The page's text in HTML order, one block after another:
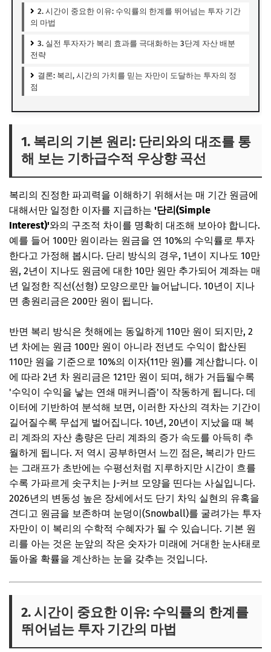
2. 시간이 중요한 이유: 수익률의 한계를 뛰어넘는 투자 기간
의 마법
3. 실전 투자자가 복리 효과를 극대화하는 3단계 자산 배분
전략
결론: 복리, 시간의 가치를 믿는 자만이 도달하는 투자의 정
점
1. 복리의 기본 원리: 단리와의 대조를 통
해 보는 기하급수적 우상향 곡선
복리의 진정한 파괴력을 이해하기 위해서는 매 기간 원금에
대해서만 일정한 이자를 지급하는 '단리(Simple
Interest)'와의 구조적 차이를 명확히 대조해 보아야 합니다.
예를 들어 100만 원이라는 원금을 연 10%의 수익률로 투자
한다고 가정해 봅시다. 단리 방식의 경우, 1년이 지나도 10만
원, 2년이 지나도 원금에 대한 10만 원만 추가되어 계좌는 매
년 일정한 직선(선형) 모양으로만 늘어납니다. 10년이 지나
면 총원리금은 200만 원이 됩니다.
반면 복리 방식은 첫해에는 동일하게 110만 원이 되지만, 2
년 차에는 원금 100만 원이 아니라 전년도 수익이 합산된
110만 원을 기준으로 10%의 이자(11만 원)를 계산합니다. 이
에 따라 2년 차 원리금은 121만 원이 되며, 해가 거듭될수록
'수익이 수익을 낳는 연쇄 매커니즘'이 작동하게 됩니다. 데
이터에 기반하여 분석해 보면, 이러한 자산의 격차는 기간이
길어질수록 무섭게 벌어집니다. 10년, 20년이 지났을 때 복
리 계좌의 자산 총량은 단리 계좌의 증가 속도를 아득히 추
월하게 됩니다. 저 역시 공부하면서 느낀 점은, 복리가 만드
는 그래프가 초반에는 수평선처럼 지루하지만 시간이 흐를
수록 가파르게 솟구치는 J-커브 모양을 띤다는 사실입니다.
2026년의 변동성 높은 장세에서도 단기 차익 실현의 유혹을
견디고 원금을 보존하며 눈덩이(Snowball)를 굴려가는 투자
자만이 이 복리의 수학적 수혜자가 될 수 있습니다. 기본 원
리를 아는 것은 눈앞의 작은 숫자가 미래에 거대한 눈사태로
돌아올 확률을 계산하는 눈을 갖추는 것입니다.
2. 시간이 중요한 이유: 수익률의 한계를
뛰어넘는 투자 기간의 마법